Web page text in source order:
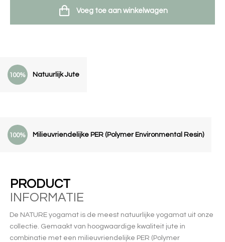
Voeg toe aan winkelwagen
100% Natuurlijk Jute
100% Milieuvriendelijke PER (Polymer Environmental Resin)
PRODUCT
INFORMATIE
De NATURE yogamat is de meest natuurlijke yogamat uit onze
collectie. Gemaakt van hoogwaardige kwaliteit jute in
combinatie met een milieuvriendelijke PER (Polymer